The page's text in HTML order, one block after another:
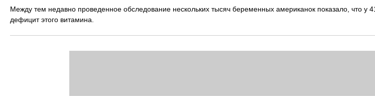
Между тем недавно проведенное обследование нескольких тысяч беременных американок показало, что у
дефицит этого витамина.